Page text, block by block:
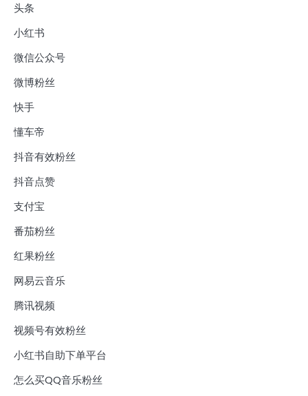
头条
小红书
微信公众号
微博粉丝
快手
懂车帝
抖音有效粉丝
抖音点赞
支付宝
番茄粉丝
红果粉丝
网易云音乐
腾讯视频
视频号有效粉丝
小红书自助下单平台
怎么买QQ音乐粉丝